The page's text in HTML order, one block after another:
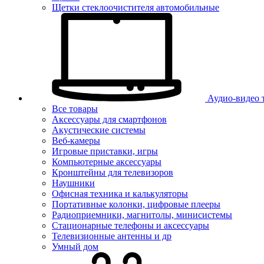
Щетки стеклоочистителя автомобильные
Аудио-видео
Все товары
Аксессуары для смартфонов
Акустические системы
Веб-камеры
Игровые приставки, игры
Компьютерные аксессуары
Кронштейны для телевизоров
Наушники
Офисная техника и калькуляторы
Портативные колонки, цифровые плееры
Радиоприемники, магнитолы, минисистемы
Стационарные телефоны и аксессуары
Телевизионные антенны и др
Умный дом